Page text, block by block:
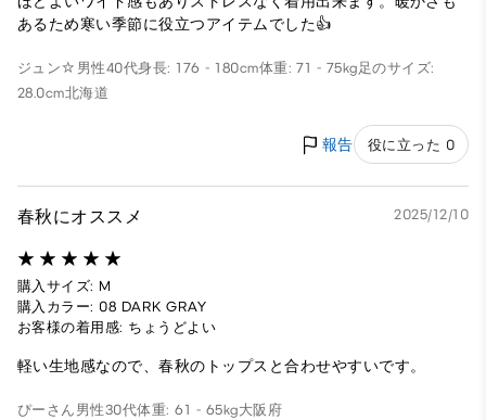
あるため寒い季節に役立つアイテムでした👍
ジュン☆ 男性40代身長: 176 - 180cm体重: 71 - 75kg足のサイズ:
28.0cm北海道
報告 役に立った 0
春秋にオススメ 2025/12/10
購入サイズ: M
購入カラー: 08 DARK GRAY
お客様の着用感: ちょうどよい
軽い生地感なので、春秋のトップスと合わせやすいです。
ぴーさん 男性30代体重: 61 - 65kg大阪府